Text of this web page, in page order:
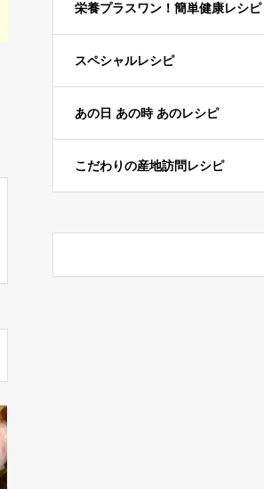
栄養プラスワン！簡単健康レシピ
スペシャルレシピ
あの日 あの時 あのレシピ
こだわりの産地訪問レシピ